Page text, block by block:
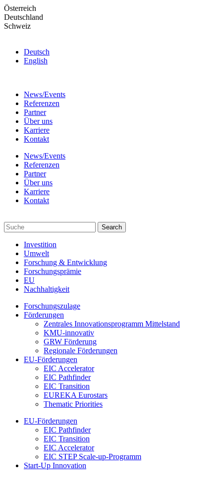
Skip
to
the
Österreich
Deutschland
Schweiz
Deutsch
English
News/Events
Referenzen
Partner
Über uns
Karriere
Kontakt
News/Events
Referenzen
Partner
Über uns
Karriere
Kontakt
Investition
Umwelt
Forschung & Entwicklung
Forschungsprämie
EU
Nachhaltigkeit
Forschungszulage
Förderungen
Zentrales Innovationsprogramm Mittelstand
KMU-innovativ
GRW Förderung
Regionale Förderungen
EU-Förderungen
EIC Accelerator
EIC Pathfinder
EIC Transition
EUREKA Eurostars
Thematic Priorities
EU-Förderungen
EIC Pathfinder
EIC Transition
EIC Accelerator
EIC STEP Scale-up-Programm
Start-Up Innovation